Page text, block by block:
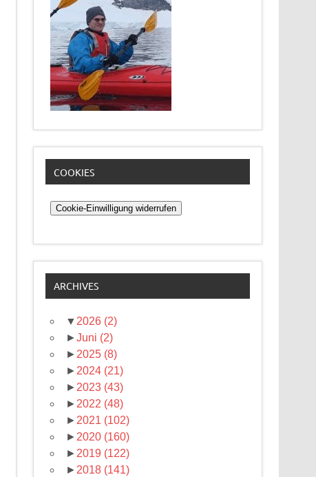
COOKIES
Cookie-Einwilligung widerrufen
ARCHIVES
▼ 2026 (2)
►Juni (2)
► 2025 (8)
► 2024 (21)
► 2023 (43)
► 2022 (48)
► 2021 (102)
► 2020 (160)
► 2019 (122)
► 2018 (141)